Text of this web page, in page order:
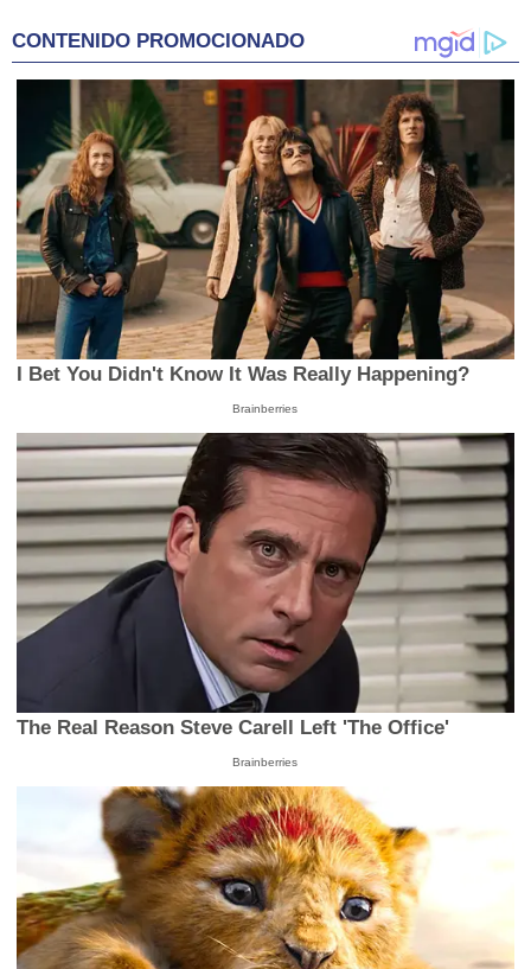
CONTENIDO PROMOCIONADO
I Bet You Didn't Know It Was Really Happening?
Brainberries
The Real Reason Steve Carell Left 'The Office'
Brainberries